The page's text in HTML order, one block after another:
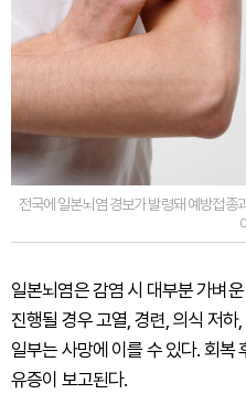
전국에 일본뇌염 경보가 발령돼 예방접종
일본뇌염은 감염 시 대부분 가벼
진행될 경우 고열, 경련, 의식 저
일부는 사망에 이를 수 있다. 회
유증이 보고된다.